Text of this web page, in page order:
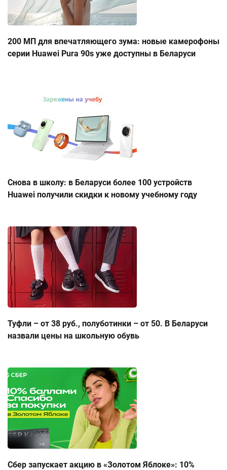
200 МП для впечатляющего зума: новые камерофоны
серии Huawei Pura 90s уже доступны в Беларуси
Снова в школу: в Беларуси более 100 устройств
Huawei получили скидки к новому учебному году
Туфли – от 38 руб., полуботинки – от 50. В Беларуси
назвали цены на школьную обувь
Сбер запускает акцию в «Золотом Яблоке»: 10%